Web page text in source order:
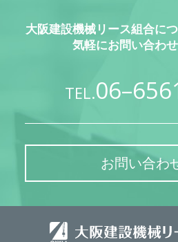
大阪建設機械リース組合に
気軽にお問い合わせ
TEL.
お問い合わ